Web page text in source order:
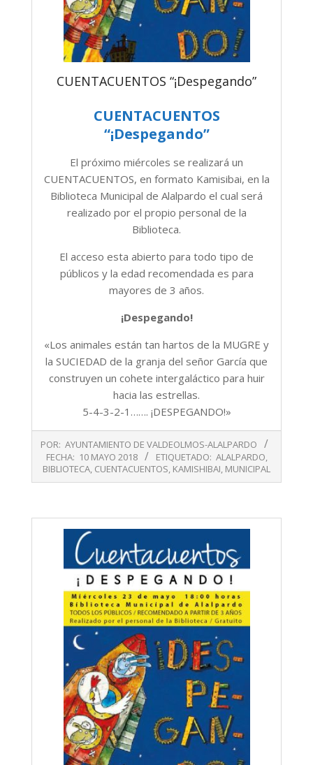
CUENTACUENTOS “¡Despegando”
CUENTACUENTOS
“¡Despegando”
El próximo miércoles se realizará un
CUENTACUENTOS, en formato Kamisibai, en la
Biblioteca Municipal de Alalpardo el cual será
realizado por el propio personal de la
Biblioteca.
El acceso esta abierto para todo tipo de
públicos y la edad recomendada es para
mayores de 3 años.
¡Despegando!
«Los animales están tan hartos de la MUGRE y
la SUCIEDAD de la granja del señor García que
construyen un cohete intergaláctico para huir
hacia las estrellas.
5-4-3-2-1……. ¡DESPEGANDO!»
05-
10
POR: AYUNTAMIENTO DE VALDEOLMOS-ALALPARDO
FECHA: 10 MAYO 2018 ETIQUETADO: ALALPARDO
BIBLIOTECA CUENTACUENTOS KAMISHIBAI MUNICIPAL